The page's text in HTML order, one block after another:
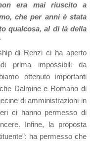
era mai riuscito a
che per anni è stata
qualcosa, al di là della
di Renzi ci ha aperto
prima impossibili da
ottenuto importanti
Dalmine e Romano di
di amministrazioni in
ci hanno permesso di
Infine, la proposta
ha permesso che